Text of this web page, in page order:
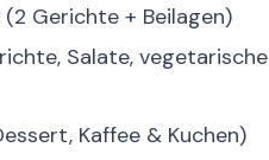
Gerichte + Beilagen)
Salate, vegetarische
Kaffee & Kuchen)